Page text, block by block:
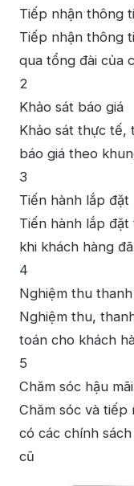
Tiếp nhận thông
Tiếp nhận thông
qua tổng đài của
2
Khảo sát báo giá
Khảo sát thực tế,
báo giá theo
3
Tiến hành lắp đặt
Tiến hành lắp
khi khách hàng
4
Nghiệm thu
Nghiệm thu,
toán cho khách
5
Chăm sóc hậu mãi
Chăm sóc và tiếp
có các chính
cũ